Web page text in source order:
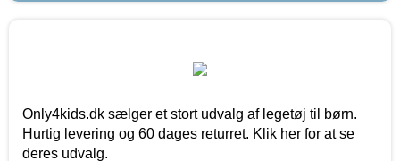
Only4kids.dk sælger et stort udvalg af legetøj til børn.
Hurtig levering og 60 dages returret. Klik her for at se
deres udvalg.